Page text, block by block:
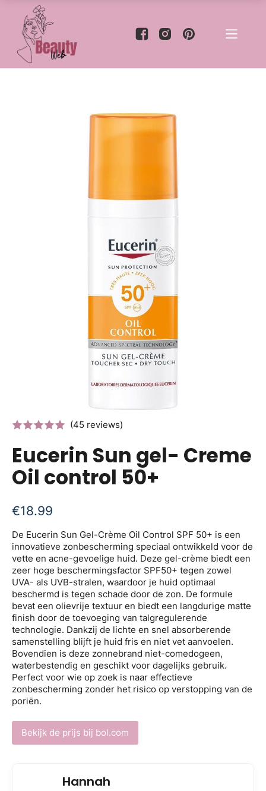
(45 reviews)
Eucerin Sun gel- Creme
Oil control 50+
€18.99
De Eucerin Sun Gel-Crème Oil Control SPF 50+ is een
innovatieve zonbescherming speciaal ontwikkeld voor de
vette en acne-gevoelige huid. Deze gel-crème biedt een
zeer hoge beschermingsfactor SPF50+ tegen zowel
UVA- als UVB-stralen, waardoor je huid optimaal
beschermd is tegen schade door de zon. De formule
bevat een olievrije textuur en biedt een langdurige matte
finish door de toevoeging van talgregulerende
technologie. Dankzij de lichte en snel absorberende
samenstelling blijft je huid fris en niet vet aanvoelen.
Bovendien is deze zonnebrand niet-comedogeen,
waterbestendig en geschikt voor dagelijks gebruik.
Perfect voor wie op zoek is naar effectieve
zonbescherming zonder het risico op verstopping van de
poriën.
Bekijk de prijs bij bol.com
Hannah